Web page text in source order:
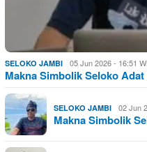
SELOKO JAMBI 05 Jun 2026 - 16:51
Makna Simbolik Seloko
SELOKO JAMBI 02 Jun
Makna Simbolik